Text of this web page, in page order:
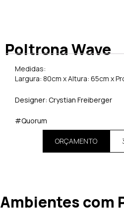
Poltrona Wave
Medidas:
Largura: 80cm x Altura: 65cm x
Designer: Crystian Freiberger
#Quorum
ORÇAMENTO
Ambientes com